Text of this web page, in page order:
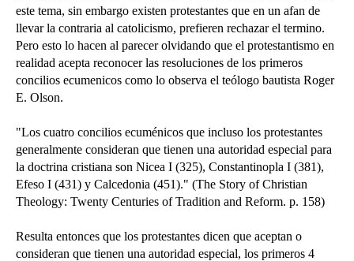
este tema, sin embargo existen protestantes que en un afan de
llevar la contraria al catolicismo, prefieren rechazar el termino.
Pero esto lo hacen al parecer olvidando que el protestantismo en
realidad acepta reconocer las resoluciones de los primeros
concilios ecumenicos como lo observa el teólogo bautista Roger
E. Olson.
"Los cuatro concilios ecuménicos que incluso los protestantes
generalmente consideran que tienen una autoridad especial para
la doctrina cristiana son Nicea I (325), Constantinopla I (381),
Efeso I (431) y Calcedonia (451)." (The Story of Christian
Theology: Twenty Centuries of Tradition and Reform. p. 158)
Resulta entonces que los protestantes dicen que aceptan o
consideran que tienen una autoridad especial, los primeros 4